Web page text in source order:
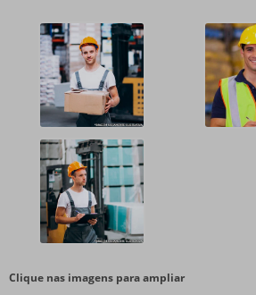
Clique nas imagens para ampliar